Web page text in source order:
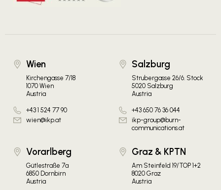
Wien
Kirchengasse 7/18
1070 Wien
Austria
+43 1 524 77 90
wien@ikp.at
Salzburg
Strubergasse 26/6. Stock
5020 Salzburg
Austria
+43 650 76 36 044
ikp-group@burn-
communications.at
Vorarlberg
Gütlestraße 7a
6850 Dornbirn
Austria
Graz & KPTN
Am Steinfeld 19/TOP 1+2
8020 Graz
Austria